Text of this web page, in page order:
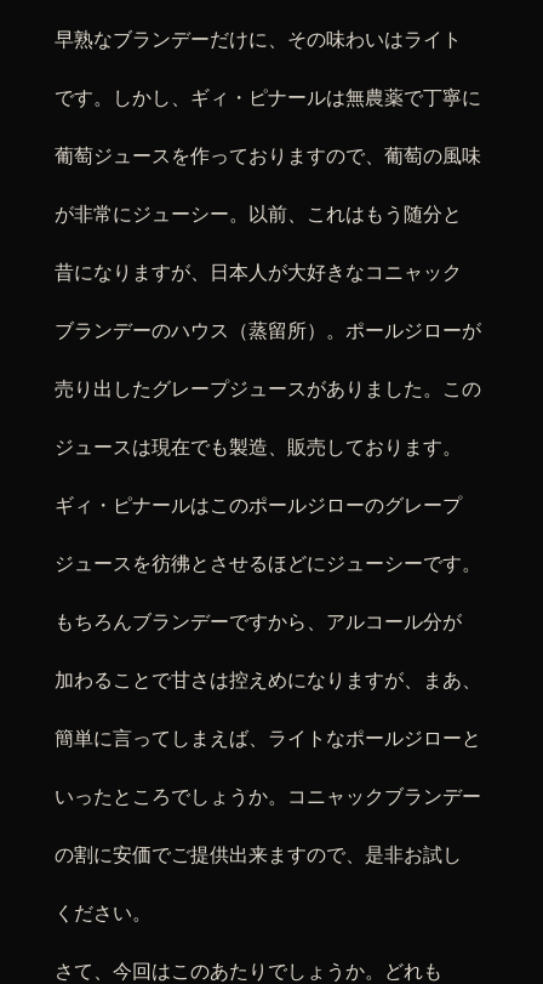
早熟なブランデーだけに、その味わいはライト
です。しかし、ギィ・ピナールは無農薬で丁寧に
葡萄ジュースを作っておりますので、葡萄の風味
が非常にジューシー。以前、これはもう随分と
昔になりますが、日本人が大好きなコニャック
ブランデーのハウス（蒸留所）。ポールジローが
売り出したグレープジュースがありました。この
ジュースは現在でも製造、販売しております。
ギィ・ピナールはこのポールジローのグレープ
ジュースを彷彿とさせるほどにジューシーです。
もちろんブランデーですから、アルコール分が
加わることで甘さは控えめになりますが、まあ、
簡単に言ってしまえば、ライトなポールジローと
いったところでしょうか。コニャックブランデー
の割に安価でご提供出来ますので、是非お試し
ください。
さて、今回はこのあたりでしょうか。どれも